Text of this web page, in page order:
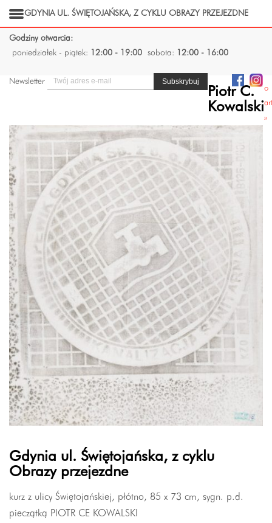
Godziny otwarcia:
poniedziałek - piątek:
12:00 - 19:00 sobota: 12:00 - 16:00
Newsletter
Piotr C.
Kowalski
o
»
Gdynia ul. Świętojańska, z cyklu
Obrazy przejezdne
kurz z ulicy Świętojańskiej, płótno, 85 x 73 cm, sygn. p.d.
pieczątką PIOTR CE KOWALSKI
GDYNIA UL. ŚWIĘTOJAŃSKA, Z CYKLU OBRAZY PRZEJEZDNE